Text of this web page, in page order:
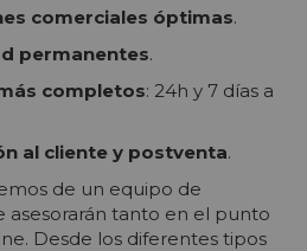
comerciales óptimas.
permanentes.
completos: 24h y 7 días a
al cliente y postventa.
de un equipo de
asesorarán tanto en el punto
Desde los diferentes tipos